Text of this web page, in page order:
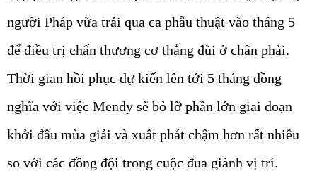
người Pháp vừa trải qua ca phẫu thuật vào tháng 5
để điều trị chấn thương cơ thẳng đùi ở chân phải.
Thời gian hồi phục dự kiến lên tới 5 tháng đồng
nghĩa với việc Mendy sẽ bỏ lỡ phần lớn giai đoạn
khởi đầu mùa giải và xuất phát chậm hơn rất nhiều
so với các đồng đội trong cuộc đua giành vị trí.